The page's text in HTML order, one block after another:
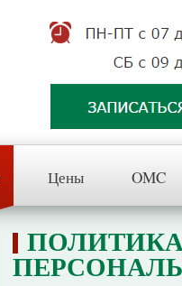
Цены OMC